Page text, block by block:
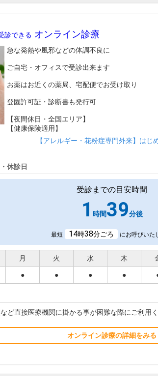
診できる オンライン診療
急な発熱や風邪などの体調不良に
ご自宅・オフィスで受診出来ます
お薬はお近くの薬局、宅配便でお受け取り
登園許可証・診断書も発行可
【夜間休日・全国エリア】
【健康保険適用】
【アレルギー・花粉症専門外来】はじ
休診日
受診までの目安時間
1 時間39分後
最短 14時38分ごろ にお呼びいた
月 火 水 木
● ● ● ●
ど直接医療機関に掛かる事が困難な際にご利用
オンライン診療の詳細をみる